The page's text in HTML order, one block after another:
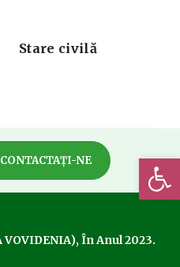
Stare civilă
CONTACTAȚI-NE
În Anul 2023.